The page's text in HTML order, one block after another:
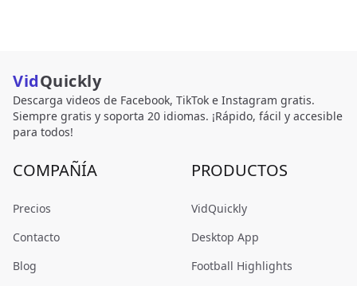
VidQuickly
Descarga videos de Facebook, TikTok e Instagram gratis.
Siempre gratis y soporta 20 idiomas. ¡Rápido, fácil y accesible
para todos!
COMPAÑÍA
Precios
Contacto
Blog
PRODUCTOS
VidQuickly
Desktop App
Football Highlights